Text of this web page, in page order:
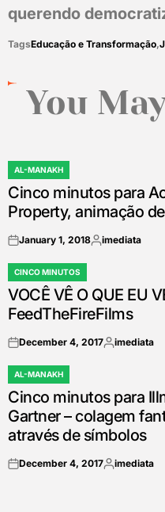
querendo
TagsEducação e Transformação,
You
POSTED
IN
AL-MANAKH
Cinco minutos para
Property, animação
onJanuary 1, 2018Posted
imediata
POSTED
IN
CINCO MINUTOS
VOCÊ VÊ O QUE EU
FeedTheFireFilms
onDecember 4, 2017Posted
imediata
POSTED
IN
AL-MANAKH
Cinco minutos para
Gartner – colagem
através de símbolos
onDecember 4, 2017Posted
imediata